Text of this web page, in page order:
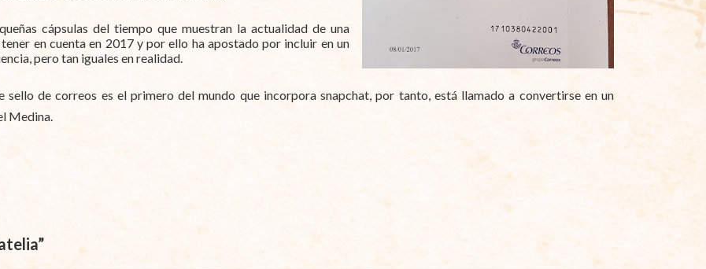
cápsulas del tiempo que muestran la actualidad de una
en cuenta en 2017 y por ello ha apostado por incluir en un
pero tan iguales en realidad.
sello de correos es el primero del mundo que incorpora snapchat, por tanto, está llamado a convertirse en un
Medina.
”